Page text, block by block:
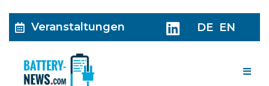
Veranstaltungen DE EN